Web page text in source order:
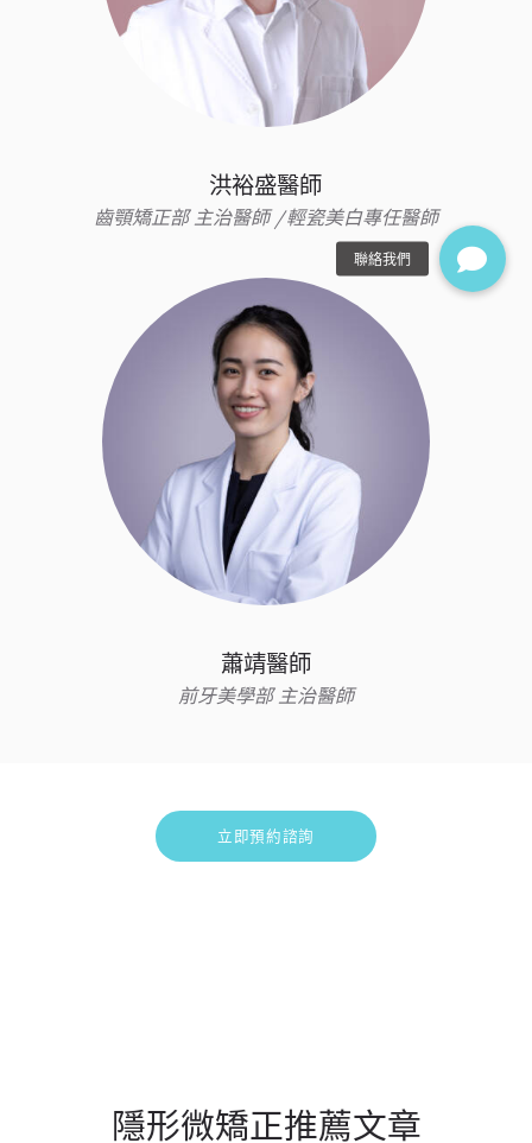
洪裕盛醫師
齒顎矯正部 主治醫師 /輕瓷美白專任醫師
蕭靖醫師
前牙美學部 主治醫師
立即預約諮詢
隱形微矯正推薦文章